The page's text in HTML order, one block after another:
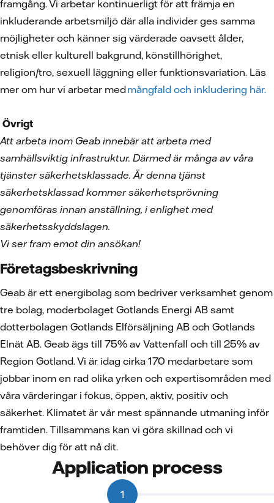
framgång. Vi arbetar kontinuerligt för att främja en
inkluderande arbetsmiljö där alla individer ges samma
möjligheter och känner sig värderade oavsett ålder,
etnisk eller kulturell bakgrund, könstillhörighet,
religion/tro, sexuell läggning eller funktionsvariation. Läs
mer om hur vi arbetar medmångfald och inkludering här.
Övrigt
Att arbeta inom Geab innebär att arbeta med
samhällsviktig infrastruktur. Därmed är många av våra
tjänster säkerhetsklassade. Är denna tjänst
säkerhetsklassad kommer säkerhetsprövning
genomföras innan anställning, i enlighet med
säkerhetsskyddslagen.
Vi ser fram emot din ansökan!
Företagsbeskrivning
Geab är ett energibolag som bedriver verksamhet genom
tre bolag, moderbolaget Gotlands Energi AB samt
dotterbolagen Gotlands Elförsäljning AB och Gotlands
Elnät AB. Geab ägs till 75% av Vattenfall och till 25% av
Region Gotland. Vi är idag cirka 170 medarbetare som
jobbar inom en rad olika yrken och expertisområden med
våra värderingar i fokus, öppen, aktiv, positiv och
säkerhet. Klimatet är vår mest spännande utmaning inför
framtiden. Tillsammans kan vi göra skillnad och vi
behöver dig för att nå dit.
Application process
1